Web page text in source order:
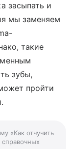
засыпать и
мы заменяем
такие
зубы,
пройти
«Как отчучить
справочных